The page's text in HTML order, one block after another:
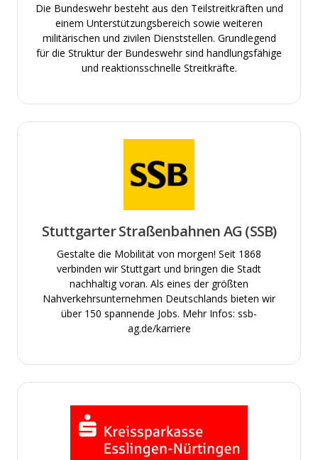
Die Bundeswehr besteht aus den Teilstreitkräften und
einem Unterstützungsbereich sowie weiteren
militärischen und zivilen Dienststellen. Grundlegend
für die Struktur der Bundeswehr sind handlungsfähige
und reaktionsschnelle Streitkräfte.
Stuttgarter Straßenbahnen AG (SSB)
Gestalte die Mobilität von morgen! Seit 1868
verbinden wir Stuttgart und bringen die Stadt
nachhaltig voran. Als eines der größten
Nahverkehrsunternehmen Deutschlands bieten wir
über 150 spannende Jobs. Mehr Infos: ssb-
ag.de/karriere